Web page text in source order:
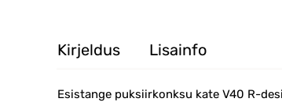
Kirjeldus Lisainfo
Esistange puksiirkonksu kate V40 R-